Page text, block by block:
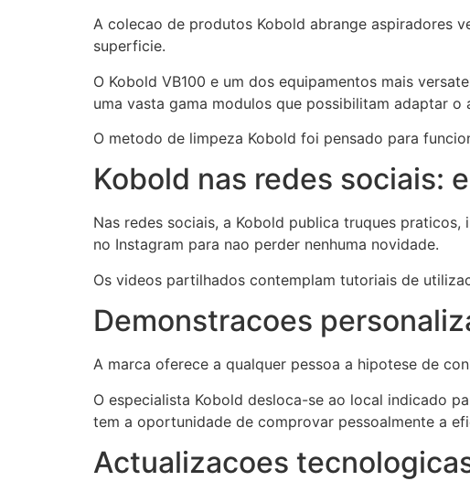
A colecao de produtos Kobold abrange aspiradores
superficie.
O Kobold VB100 e um dos equipamentos mais
uma vasta gama modulos que possibilitam adaptar
O metodo de limpeza Kobold foi pensado para
Kobold nas redes sociais:
Nas redes sociais, a Kobold publica truques
no Instagram para nao perder nenhuma novidade.
Os videos partilhados contemplam tutoriais de
Demonstracoes
A marca oferece a qualquer pessoa a hipotese de
O especialista Kobold desloca-se ao local indicado
tem a oportunidade de comprovar pessoalmente a
Actualizacoes